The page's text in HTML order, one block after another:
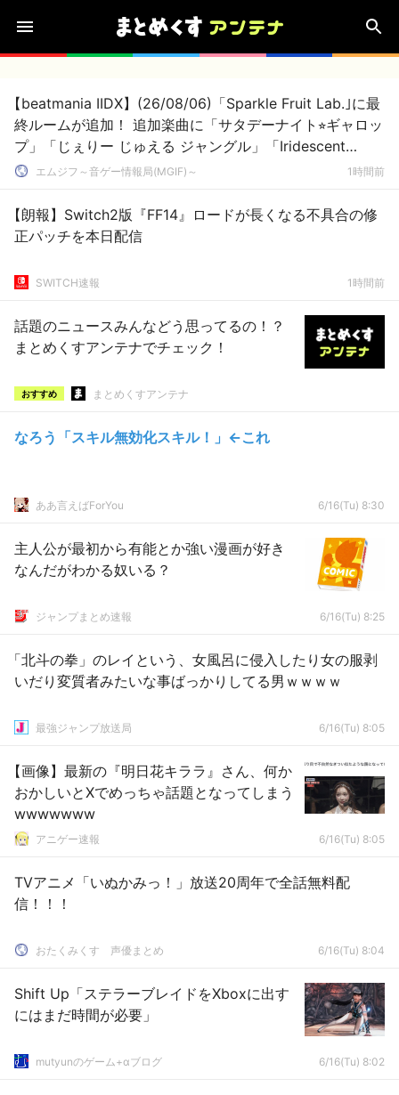
【beatmania IIDX】(26/08/06)「Sparkle Fruit Lab.｣に最
終ルームが追加！ 追加楽曲に「サタデーナイト⭐︎ギャロッ
プ」「じぇりー じゅえる ジャングル」「Iridescent
Memories」が登場！！
エムジフ～音ゲー情報局(MGIF)～ 1時間前
【朗報】Switch2版『FF14』ロードが長くなる不具合の修
正パッチを本日配信
SWITCH速報 1時間前
話題のニュースみんなどう思ってるの！？
まとめくすアンテナでチェック！
おすすめ まとめくすアンテナ
なろう「スキル無効化スキル！」←これ
ああ言えばForYou 6/16(Tu) 8:30
主人公が最初から有能とか強い漫画が好き
なんだがわかる奴いる？
ジャンプまとめ速報 6/16(Tu) 8:25
「北斗の拳」のレイという、女風呂に侵入したり女の服剥
いだり変質者みたいな事ばっかりしてる男ｗｗｗｗ
最強ジャンプ放送局 6/16(Tu) 8:05
【画像】最新の『明日花キララ』さん、何か
おかしいとXでめっちゃ話題となってしまう
wwwwwww
アニゲー速報 6/16(Tu) 8:05
TVアニメ「いぬかみっ！」放送20周年で全話無料配
信！！！
おたくみくす 声優まとめ 6/16(Tu) 8:04
Shift Up「ステラーブレイドをXboxに出す
にはまだ時間が必要」
mutyunのゲーム+αブログ 6/16(Tu) 8:02